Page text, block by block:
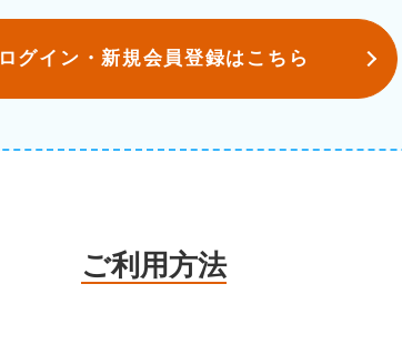
ログイン・新規会員登録はこちら
ご利用方法